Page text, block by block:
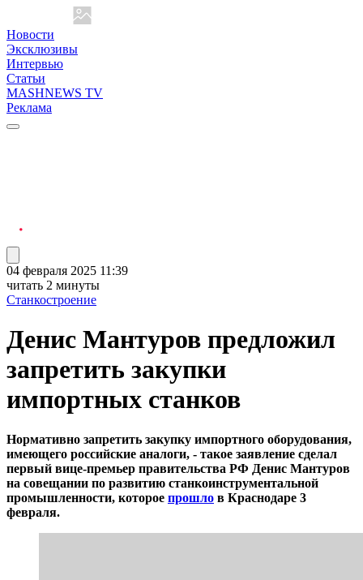
Новости
Эксклюзивы
Интервью
Статьи
MASHNEWS TV
Реклама
04 февраля 2025 11:39
читать 2 минуты
Станкостроение
Денис Мантуров предложил
запретить закупки
импортных станков
Нормативно запретить закупку импортного оборудования,
имеющего российские аналоги, - такое заявление сделал
первый вице-премьер правительства РФ Денис Мантуров
на совещании по развитию станкоинструментальной
промышленности, которое прошло в Краснодаре 3
февраля.